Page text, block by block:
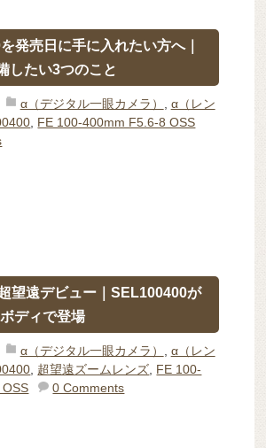
発売日に手に入れたい方へ｜
したい3つのこと
α（デジタル一眼カメラ） , α（レン
, FE 100-400mm F5.6-8 OSS
望遠デビュー｜SEL100400が
ディで登場
α（デジタル一眼カメラ）
α（レン
超望遠ズームレンズ FE 100-
0 Comments